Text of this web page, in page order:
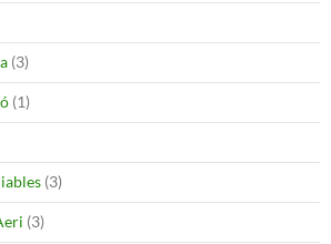
(3)
(1)
(3)
(3)